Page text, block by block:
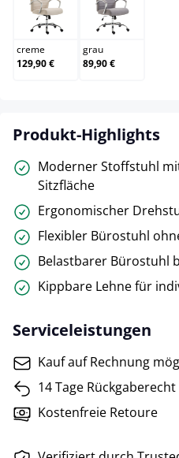
creme
creme
129,90 €
grau
grau
89,90 €
Produkt-Highlights
Moderner Stoffstuhl
Sitzfläche
Ergonomischer
Flexibler Bürostuhl
Belastbarer Bürostuhl
Kippbare Lehne für
Serviceleistungen
Kauf auf Rechnung
14 Tage Rückgaberecht
Kostenfreie Retoure